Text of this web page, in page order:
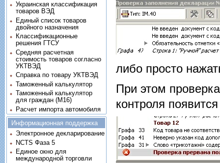
либо просто
При этом
контроля
Украинская классификация
товаров ВЭД
Единый список товаров
двойного назначения
Классификационные
решения ГТСУ
Средняя расчетная
стоимость товаров согласно
УКТВЭД
Справка по товару УКТВЭД
Таможенный калькулятор
Таможенный калькулятор
для граждан (M16)
Расчет импорта автомобиля
Информационная поддержка
Электронное декларирование
NCTS Фаза 5
Единое окно для
международной торговли